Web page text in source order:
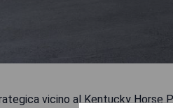
vicino al Kentucky Horse